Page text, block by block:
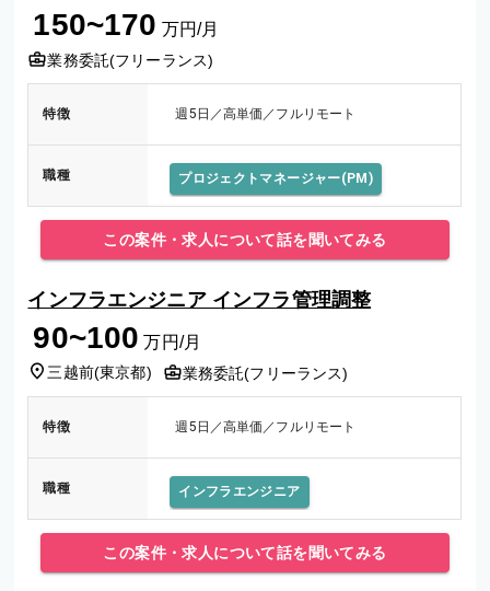
150~170 万円/月
業務委託(フリーランス)
特徴 週5日／高単価／フルリモート
職種 プロジェクトマネージャー(PM)
この案件・求人について話を聞いてみる
インフラエンジニア インフラ管理調整
90~100 万円/月
三越前(東京都) 業務委託(フリーランス)
特徴 週5日／高単価／フルリモート
職種 インフラエンジニア
この案件・求人について話を聞いてみる